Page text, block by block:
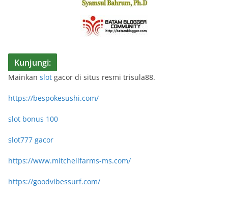
Kunjungi:
Mainkan slot gacor di situs resmi trisula88.
https://bespokesushi.com/
slot bonus 100
slot777 gacor
https://www.mitchellfarms-ms.com/
https://goodvibessurf.com/